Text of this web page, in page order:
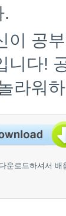
.
이 공
니다!
라워
운로드하셔서